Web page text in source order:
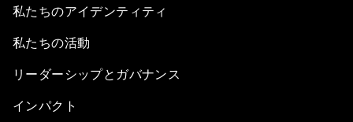
私たちのアイデンティティ
私たちの活動
リーダーシップとガバナンス
インパクト